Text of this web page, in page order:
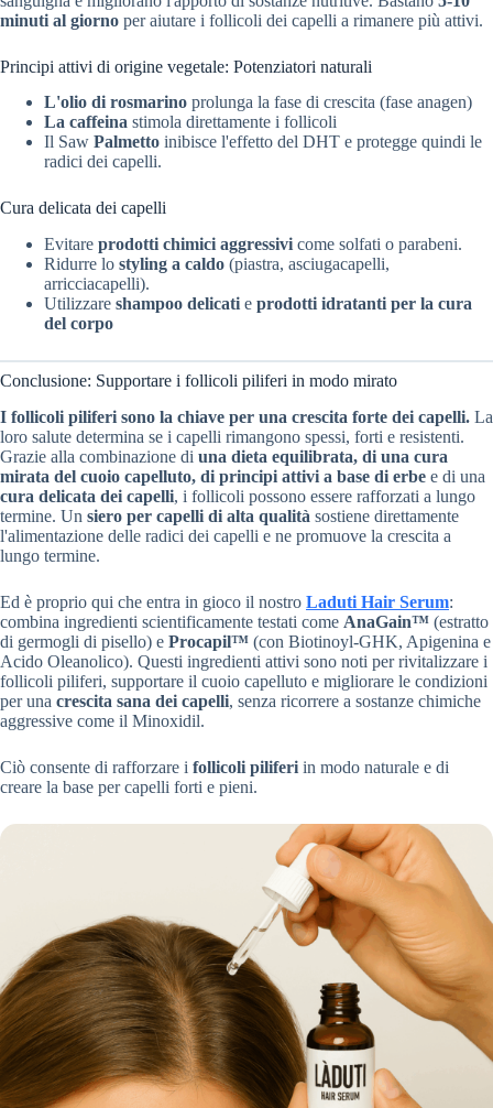
minuti al giorno per aiutare i follicoli dei capelli a rimanere più attivi.
Principi attivi di origine vegetale: Potenziatori naturali
L'olio di rosmarino prolunga la fase di crescita (fase anagen)
La caffeina stimola direttamente i follicoli
Il Saw Palmetto inibisce l'effetto del DHT e protegge quindi le
radici dei capelli.
Cura delicata dei capelli
Evitare prodotti chimici aggressivi come solfati o parabeni.
Ridurre lo styling a caldo (piastra, asciugacapelli,
arricciacapelli).
Utilizzare shampoo delicati e prodotti idratanti per la cura
del corpo
Conclusione: Supportare i follicoli piliferi in modo mirato
I follicoli piliferi sono la chiave per una crescita forte dei capelli. La
loro salute determina se i capelli rimangono spessi, forti e resistenti.
Grazie alla combinazione di una dieta equilibrata, di una cura
mirata del cuoio capelluto, di principi attivi a base di erbe e di una
cura delicata dei capelli, i follicoli possono essere rafforzati a lungo
termine. Un siero per capelli di alta qualità sostiene direttamente
l'alimentazione delle radici dei capelli e ne promuove la crescita a
lungo termine.
Ed è proprio qui che entra in gioco il nostro Laduti Hair Serum:
combina ingredienti scientificamente testati come AnaGain™ (estratto
di germogli di pisello) e Procapil™ (con Biotinoyl-GHK, Apigenina e
Acido Oleanolico). Questi ingredienti attivi sono noti per rivitalizzare i
follicoli piliferi, supportare il cuoio capelluto e migliorare le condizioni
per una crescita sana dei capelli, senza ricorrere a sostanze chimiche
aggressive come il Minoxidil.
Ciò consente di rafforzare i follicoli piliferi in modo naturale e di
creare la base per capelli forti e pieni.